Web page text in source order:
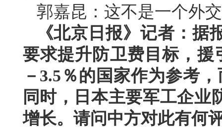
郭嘉昆：这不是一个外
《北京日报》记者：
要求提升防卫费目标，援
－3.5％的国家作为参考
同时，日本主要军工企业
增长。请问中方对此有何